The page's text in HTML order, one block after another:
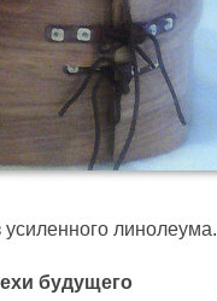
линолеума.
будущего